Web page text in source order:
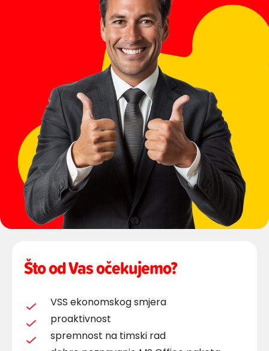
Što od Vas očekujemo?
VSS ekonomskog smjera
proaktivnost
spremnost na timski rad